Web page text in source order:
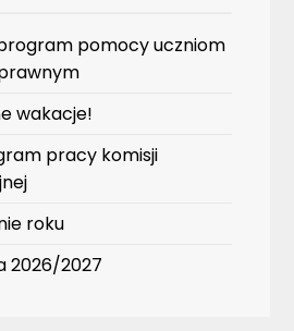
pomocy uczniom
wakacje!
pracy komisji
roku
2026/2027